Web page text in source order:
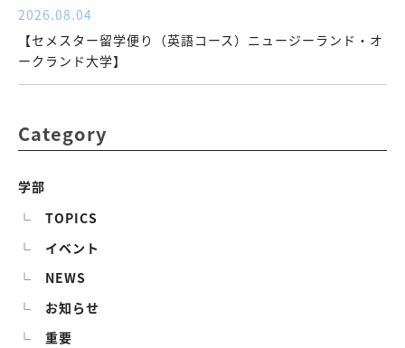
2026.08.04
【セメスター留学便り（英語コース）ニュージーランド・オ
ークランド大学】
Category
学部
TOPICS
イベント
NEWS
お知らせ
重要